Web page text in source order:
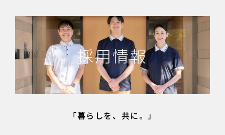
採用情報
「暮らしを、共に。」